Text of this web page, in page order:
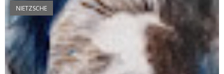
NIETZSCHE